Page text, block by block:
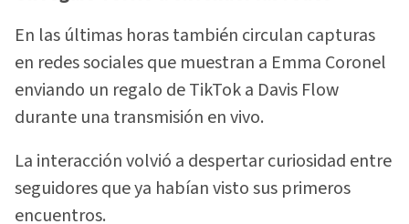
En las últimas horas también circulan capturas
en redes sociales que muestran a Emma Coronel
enviando un regalo de TikTok a Davis Flow
durante una transmisión en vivo.
La interacción volvió a despertar curiosidad entre
seguidores que ya habían visto sus primeros
encuentros.